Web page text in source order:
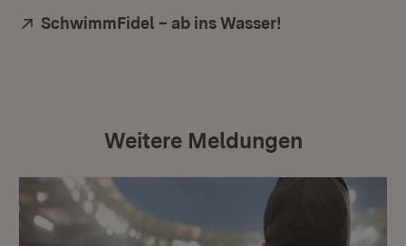
Extern:
SchwimmFidel – ab ins Wasser!
Weitere Meldungen